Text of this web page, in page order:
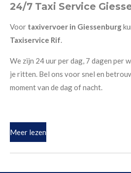
24/7 Taxi Service
Voor taxivervoer in Giessenburg
Taxiservice Rif.
We zijn 24 uur per dag, 7 dagen per
je ritten. Bel ons voor snel en
moment van de dag of nacht.
Meer lezen